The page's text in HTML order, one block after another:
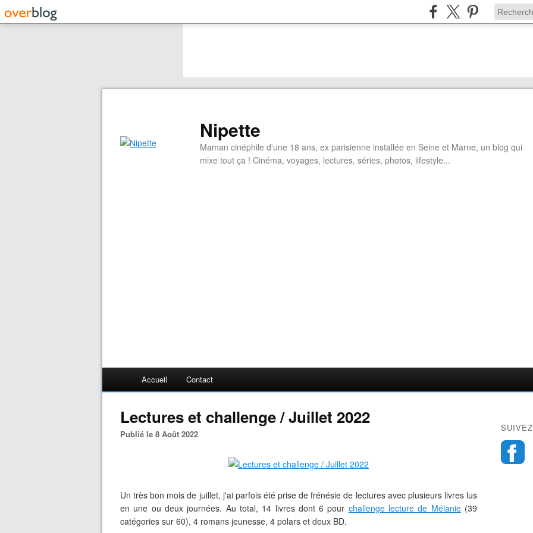
Nipette
Maman cinéphile d'une 18 ans, ex parisienne installée en Seine et Marne, un blog qui
mixe tout ça ! Cinéma, voyages, lectures, séries, photos, lifestyle...
Accueil Contact
Lectures et challenge / Juillet 2022
Publié le 8 Août 2022
Un très bon mois de juillet, j'ai parfois été prise de frénésie de lectures avec plusieurs livres lus
en une ou deux journées. Au total, 14 livres dont 6 pour challenge lecture de Mélanie(39
catégories sur 60), 4 romans jeunesse, 4 polars et deux BD.